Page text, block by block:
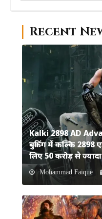
Recent
Kalki 2898 AD
बुकिंग में कल्कि 2898
लिए 50 करोड़ से ज्यादा
Mohammad Faique